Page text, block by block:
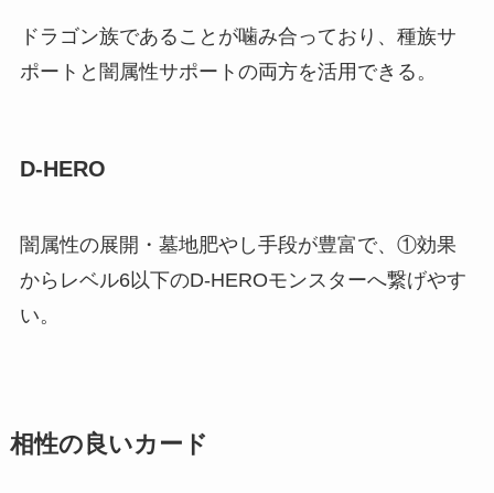
ドラゴン族であることが噛み合っており、種族サ
ポートと闇属性サポートの両方を活用できる。
D-HERO
闇属性の展開・墓地肥やし手段が豊富で、①効果
からレベル6以下のD-HEROモンスターへ繋げやす
い。
相性の良いカード